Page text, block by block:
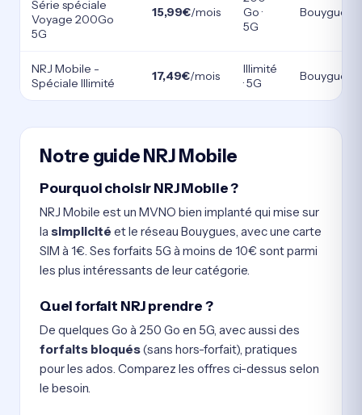
Série spéciale
Voyage 200Go
5G
15,99€/mois
Go ·
5G
Bouygues
NRJ Mobile -
Spéciale Illimité
17,49€/mois
Illimité
· 5G
Bouygues
Notre guide NRJ Mobile
Pourquoi choisir NRJ Mobile ?
NRJ Mobile est un MVNO bien implanté qui mise sur
la simplicité et le réseau Bouygues, avec une carte
SIM à 1€. Ses forfaits 5G à moins de 10€ sont parmi
les plus intéressants de leur catégorie.
Quel forfait NRJ prendre ?
De quelques Go à 250 Go en 5G, avec aussi des
forfaits bloqués(sans hors-forfait), pratiques
pour les ados. Comparez les offres ci-dessus selon
le besoin.